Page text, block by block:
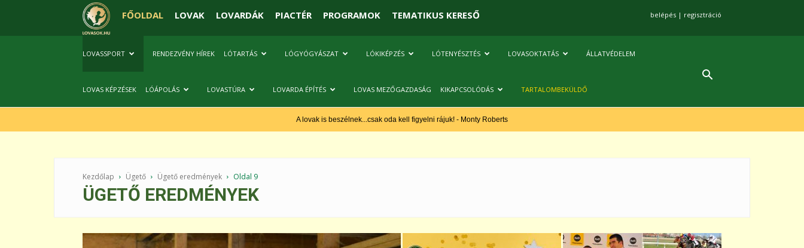
FŐOLDAL LOVAK LOVARDÁK PIACTÉR PROGRAMOK TEMATIKUS KERESŐ belépés | regisztráció
LOVASSPORT RENDEZVÉNY HÍREK LÓTARTÁS LÓGYÓGYÁSZAT LÓKIKÉPZÉS LÓTENYÉSZTÉS LOVASOKTATÁS ÁLLATVÉDELEM
LOVAS KÉPZÉSEK LÓÁPOLÁS LOVASTÚRA LOVARDA ÉPÍTÉS LOVAS MEZŐGAZDASÁG KIKAPCSOLÓDÁS TARTALOMBEKÜLDŐ
A lovak is beszélnek...csak oda kell figyelni rájuk! - Monty Roberts
Kezdőlap Ügető Ügető eredmények Oldal 9
ÜGETŐ EREDMÉNYEK